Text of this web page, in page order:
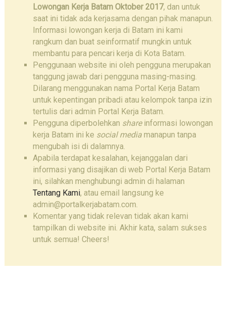
Lowongan Kerja Batam Oktober 2017, dan untuk
saat ini tidak ada kerjasama dengan pihak manapun.
Informasi lowongan kerja di Batam ini kami
rangkum dan buat seinformatif mungkin untuk
membantu para pencari kerja di Kota Batam.
Penggunaan website ini oleh pengguna merupakan
tanggung jawab dari pengguna masing-masing.
Dilarang menggunakan nama Portal Kerja Batam
untuk kepentingan pribadi atau kelompok tanpa izin
tertulis dari admin Portal Kerja Batam.
Pengguna diperbolehkan shareinformasi lowongan
kerja Batam ini ke social mediamanapun tanpa
mengubah isi di dalamnya.
Apabila terdapat kesalahan, kejanggalan dari
informasi yang disajikan di web Portal Kerja Batam
ini, silahkan menghubungi admin di halaman
Tentang Kami, atau email langsung ke
admin@portalkerjabatam.com.
Komentar yang tidak relevan tidak akan kami
tampilkan di website ini. Akhir kata, salam sukses
untuk semua! Cheers!